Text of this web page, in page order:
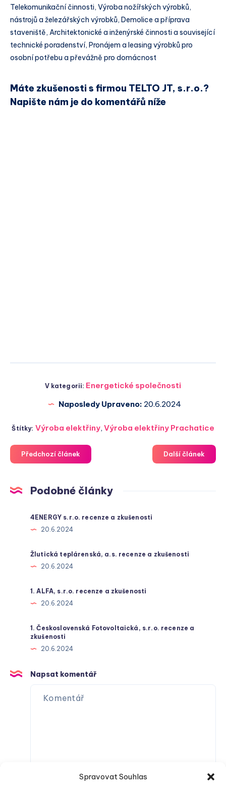
Spravovat Souhlas
Telekomunikační činnosti, Výroba nožířských výrobků,
nástrojů a železářských výrobků, Demolice a příprava
staveniště, Architektonické a inženýrské činnosti a související
technické poradenství, Pronájem a leasing výrobků pro
osobní potřebu a převážně pro domácnost
Máte zkušenosti s firmou TELTO JT, s.r.o.?
Napište nám je do komentářů níže
V kategorii: Energetické společnosti
Naposledy Upraveno: 20.6.2024
Štítky: Výroba elektřiny, Výroba elektřiny Prachatice
Předchozí článek Další článek
Podobné články
4ENERGY s.r.o. recenze a zkušenosti
20.6.2024
Žlutická teplárenská, a.s. recenze a zkušenosti
20.6.2024
1. ALFA, s.r.o. recenze a zkušenosti
20.6.2024
1. Československá Fotovoltaická, s.r.o. recenze a
zkušenosti
20.6.2024
Napsat komentář